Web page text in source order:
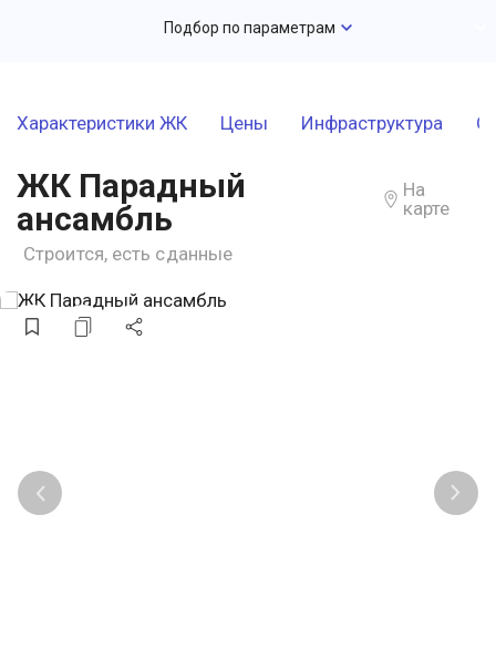
Подбор по параметрам
Характеристики ЖК Цены Инфраструктура
ЖК Парадный
ансамбль
На
карте
Строится, есть сданные